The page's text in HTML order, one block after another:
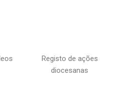
Registo de ações
diocesanas